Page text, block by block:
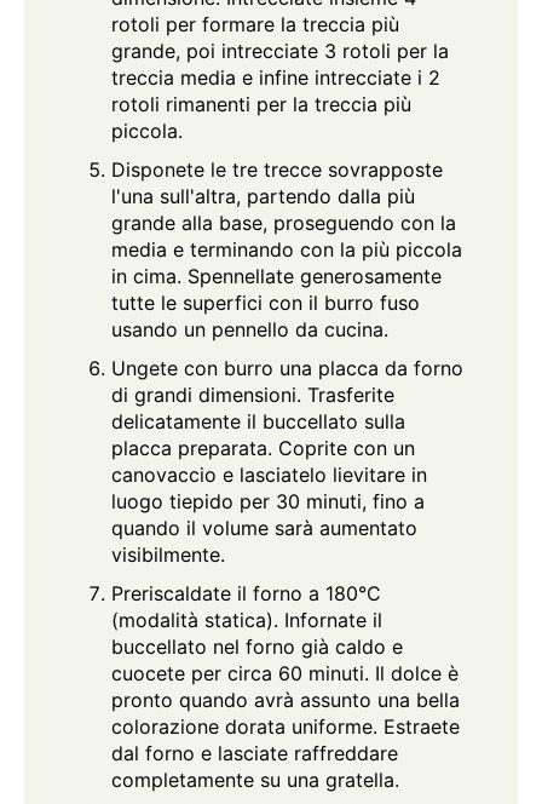
rotoli per formare la treccia più
grande, poi intrecciate 3 rotoli per la
treccia media e infine intrecciate i 2
rotoli rimanenti per la treccia più
piccola.
Disponete le tre trecce sovrapposte
l'una sull'altra, partendo dalla più
grande alla base, proseguendo con la
media e terminando con la più piccola
in cima. Spennellate generosamente
tutte le superfici con il burro fuso
usando un pennello da cucina.
Ungete con burro una placca da forno
di grandi dimensioni. Trasferite
delicatamente il buccellato sulla
placca preparata. Coprite con un
canovaccio e lasciatelo lievitare in
luogo tiepido per 30 minuti, fino a
quando il volume sarà aumentato
visibilmente.
Preriscaldate il forno a 180°C
(modalità statica). Infornate il
buccellato nel forno già caldo e
cuocete per circa 60 minuti. Il dolce è
pronto quando avrà assunto una bella
colorazione dorata uniforme. Estraete
dal forno e lasciate raffreddare
completamente su una gratella.